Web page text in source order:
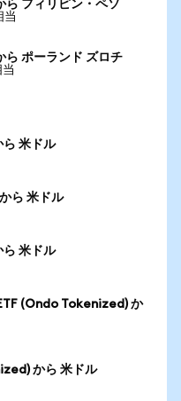
フィリピン・ペソ
当
ポーランド ズロチ
米ドル
ら 米ドル
米ドル
(Ondo Tokenized) か
から 米ドル